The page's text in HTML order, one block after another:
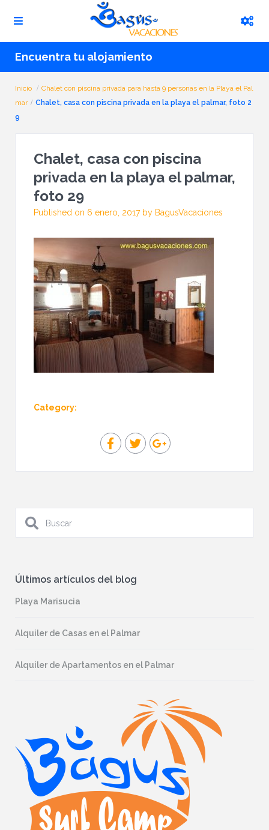
Encuentra tu alojamiento
Inicio
Chalet con piscina privada para hasta 9 personas en la Playa el Pal
mar
Chalet, casa con piscina privada en la playa el palmar, foto 2
9
Chalet, casa con piscina
privada en la playa el palmar,
foto 29
Published on 6 enero, 2017 by BagusVacaciones
Category:
Últimos artículos del blog
Playa Marisucia
Alquiler de Casas en el Palmar
Alquiler de Apartamentos en el Palmar